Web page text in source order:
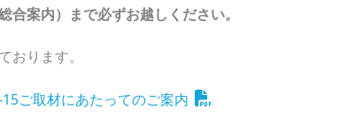
合案内）まで必ずお越しください。
おります。
ご取材にあたってのご案内